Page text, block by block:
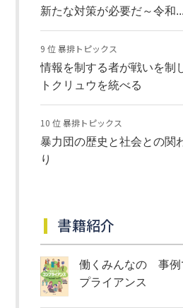
新たな対策が必要だ～令和...
9 位 暴排トピックス
情報を制する者が戦いを制
トクリュウを統べる
10 位 暴排トピックス
暴力団の歴史と社会との関
り
書籍紹介
働くみんなの 事例
プライアンス